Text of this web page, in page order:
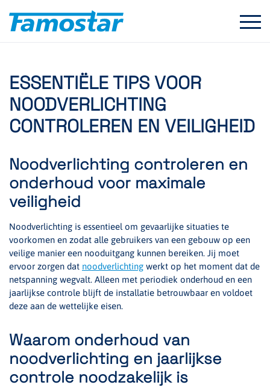
content
ESSENTIËLE TIPS VOOR
NOODVERLICHTING
CONTROLEREN EN VEILIGHEID
Noodverlichting controleren en
onderhoud voor maximale
veiligheid
Noodverlichting is essentieel om gevaarlijke situaties te
voorkomen en zodat alle gebruikers van een gebouw op een
veilige manier een nooduitgang kunnen bereiken. Jij moet
ervoor zorgen dat noodverlichting werkt op het moment dat de
netspanning wegvalt. Alleen met periodiek onderhoud en een
jaarlijkse controle blijft de installatie betrouwbaar en voldoet
deze aan de wettelijke eisen.
Waarom onderhoud van
noodverlichting en jaarlijkse
controle noodzakelijk is